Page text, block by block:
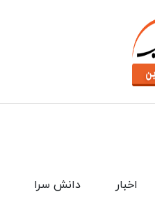
دانش سرا اخبار